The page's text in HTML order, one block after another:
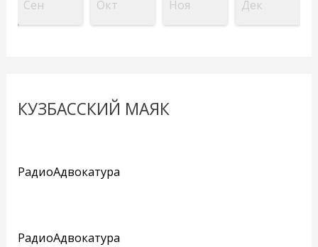
Сен Окт Ноя Дек
КУЗБАССКИЙ МАЯК
РадиоАдвокатура
РадиоАдвокатура